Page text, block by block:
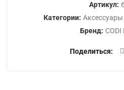
Артикул:
Категории: Аксессуары
Бренд: CODI
Поделиться